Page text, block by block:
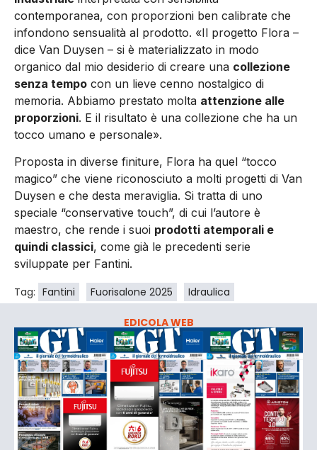
contemporanea, con proporzioni ben calibrate che
infondono sensualità al prodotto. «Il progetto Flora –
dice Van Duysen – si è materializzato in modo
organico dal mio desiderio di creare una collezione
senza tempo con un lieve cenno nostalgico di
memoria. Abbiamo prestato molta attenzione alle
proporzioni. E il risultato è una collezione che ha un
tocco umano e personale».
Proposta in diverse finiture, Flora ha quel “tocco
magico” che viene riconosciuto a molti progetti di Van
Duysen e che desta meraviglia. Si tratta di uno
speciale “conservative touch”, di cui l’autore è
maestro, che rende i suoi prodotti atemporali e
quindi classici, come già le precedenti serie
sviluppate per Fantini.
Tag: Fantini Fuorisalone 2025 Idraulica
EDICOLA WEB